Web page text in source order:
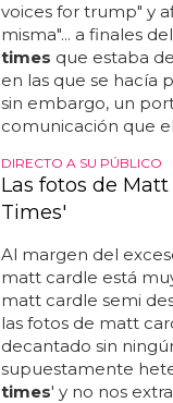
voices for trump" y
misma"... a finales
times que estaba
en las que se hacía
sin embargo, un
comunicación que
DIRECTO A SU PÚBLICO
Las fotos de
Times'
Al margen del
matt cardle está
matt cardle semi
las fotos de matt
decantado sin
supuestamente
times' y no nos